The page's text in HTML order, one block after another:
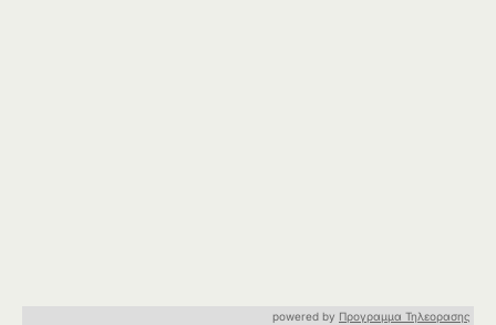
powered by Προγραμμα Τηλεορασης